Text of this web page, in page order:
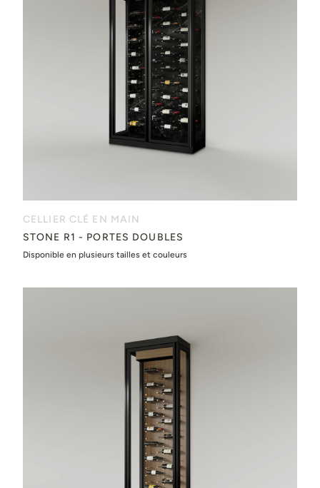
CELLIER CLÉ EN MAIN
STONE R1 - PORTES DOUBLES
Disponible en plusieurs tailles et couleurs